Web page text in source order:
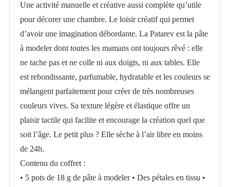
Une activité manuelle et créative aussi complète qu’utile
pour décorer une chambre. Le loisir créatif qui permet
d’avoir une imagination débordante. La Patarev est la pâte
à modeler dont toutes les mamans ont toujours rêvé : elle
ne tache pas et ne colle ni aux doigts, ni aux tables. Elle
est rebondissante, parfumable, hydratable et les couleurs se
mélangent parfaitement pour créer de très nombreuses
couleurs vives. Sa texture légère et élastique offre un
plaisir tactile qui facilite et encourage la création quel que
soit l’âge. Le petit plus ? Elle sèche à l’air libre en moins
de 24h.
Contenu du coffret :
• 5 pots de 18 g de pâte à modeler • Des pétales en tissu •